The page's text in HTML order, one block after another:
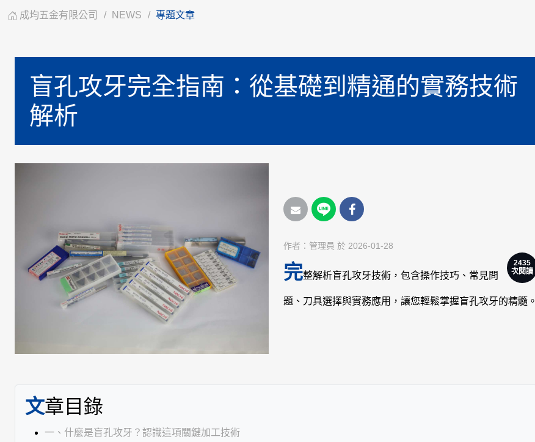
成均五金有限公司 NEWS 專題文章
盲孔攻牙完全指南：從基礎到精通的實務技術
解析
作者： 管理員 於 2026-01-28
2435
次閱讀
完整解析盲孔攻牙技術，包含操作技巧、常見問
題、刀具選擇與實務應用，讓您輕鬆掌握盲孔攻牙的精髓。
文章目錄
一、什麼是盲孔攻牙？認識這項關鍵加工技術